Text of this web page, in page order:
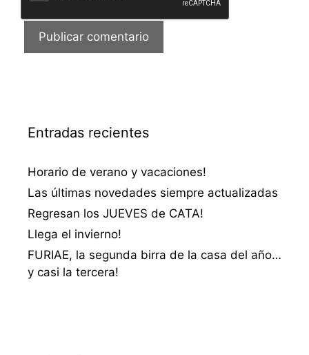
Entradas recientes
Horario de verano y vacaciones!
Las últimas novedades siempre actualizadas
Regresan los JUEVES de CATA!
Llega el invierno!
FURIAE, la segunda birra de la casa del año…
y casi la tercera!